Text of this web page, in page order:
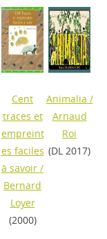
Cent
traces et
empreint
es faciles
à savoir /
Bernard
Loyer
(2000)
Animalia /
Arnaud
Roi
(DL 2017)